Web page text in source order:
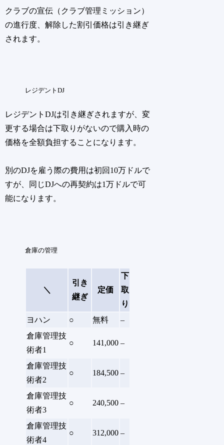
クラブの宣伝（クラブ管理ミッション）
の進行度、解除した割引価格は引き継ぎ
されます。
レジデントDJ
レジデントDJは引き継ぎされますが、変
更する場合は下取りがないので購入時の
価格を全額負担することになります。
別のDJを雇う際の費用は初回10万ドルで
すが、同じDJへの再契約は1万ドルで可
能になります。
倉庫の管理
＼
引き
継ぎ
定価
下
取
り
ヨハン
○ 無料
–
倉庫管理技
術者1
○ 141,000 –
倉庫管理技
術者2
○ 184,500 –
倉庫管理技
術者3
○ 240,500 –
倉庫管理技
術者4
○ 312,000 –